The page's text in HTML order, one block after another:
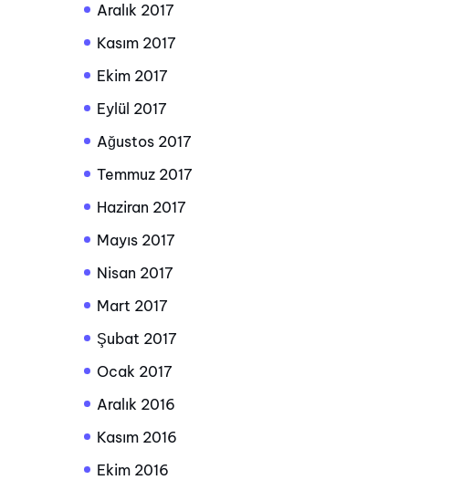
Aralık 2017
Kasım 2017
Ekim 2017
Eylül 2017
Ağustos 2017
Temmuz 2017
Haziran 2017
Mayıs 2017
Nisan 2017
Mart 2017
Şubat 2017
Ocak 2017
Aralık 2016
Kasım 2016
Ekim 2016